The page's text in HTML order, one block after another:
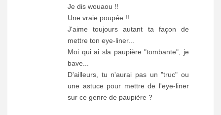
Je dis wouaou !!
Une vraie poupée !!
J'aime toujours autant ta façon de
mettre ton eye-liner...
Moi qui ai sla paupière "tombante", je
bave...
D'ailleurs, tu n'aurai pas un "truc" ou
une astuce pour mettre de l'eye-liner
sur ce genre de paupière ?